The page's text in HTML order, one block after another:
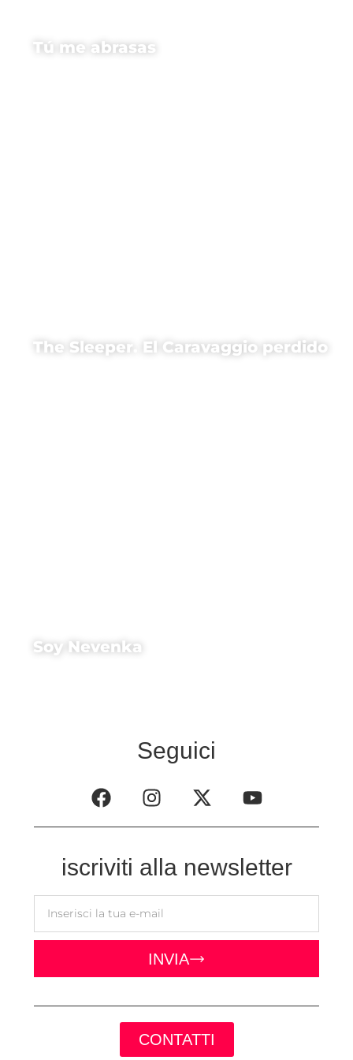
Tú me abrasas
The Sleeper. El Caravaggio perdido
Soy Nevenka
Seguici
iscriviti alla newsletter
INVIA
CONTATTI